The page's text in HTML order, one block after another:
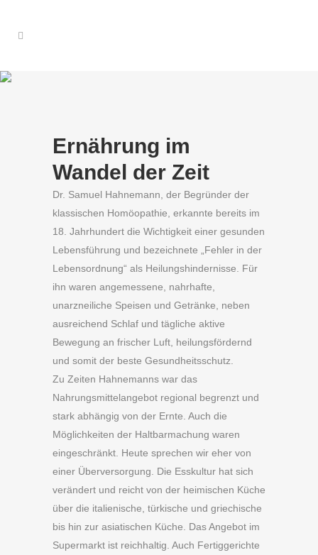
Ernährung im
Wandel der Zeit
Dr. Samuel Hahnemann, der Begründer der
klassischen Homöopathie, erkannte bereits im
18. Jahrhundert die Wichtigkeit einer gesunden
Lebensführung und bezeichnete „Fehler in der
Lebensordnung“ als Heilungshindernisse. Für
ihn waren angemessene, nahrhafte,
unarzneiliche Speisen und Getränke, neben
ausreichend Schlaf und tägliche aktive
Bewegung an frischer Luft, heilungsfördernd
und somit der beste Gesundheitsschutz.
Zu Zeiten Hahnemanns war das
Nahrungsmittelangebot regional begrenzt und
stark abhängig von der Ernte. Auch die
Möglichkeiten der Haltbarmachung waren
eingeschränkt. Heute sprechen wir eher von
einer Überversorgung. Die Esskultur hat sich
verändert und reicht von der heimischen Küche
über die italienische, türkische und griechische
bis hin zur asiatischen Küche. Das Angebot im
Supermarkt ist reichhaltig. Auch Fertiggerichte